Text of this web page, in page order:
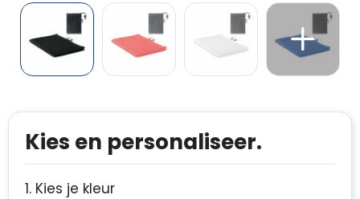
Kies en personaliseer.
1. Kies je kleur